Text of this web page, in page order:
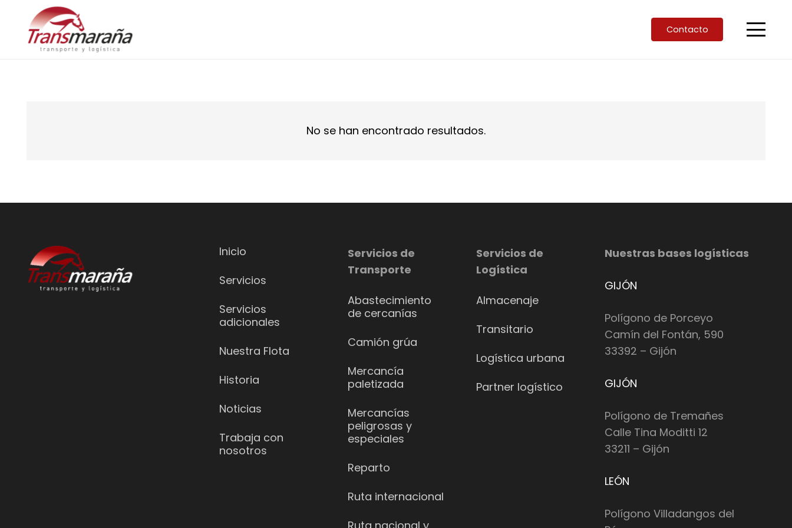
Contacto
No se han encontrado resultados.
Inicio
Servicios
Servicios
adicionales
Nuestra Flota
Historia
Noticias
Trabaja con
nosotros
Servicios de
Transporte
Abastecimiento
de cercanías
Camión grúa
Mercancía
paletizada
Mercancías
peligrosas y
especiales
Reparto
Ruta internacional
Servicios de
Logística
Almacenaje
Transitario
Logística urbana
Partner logístico
Nuestras bases logísticas
GIJÓN
Polígono de Porceyo
Camín del Fontán, 590
33392 – Gijón
GIJÓN
Polígono de Tremañes
Calle Tina Moditti 12
33211 – Gijón
LEÓN
Polígono Villadangos del